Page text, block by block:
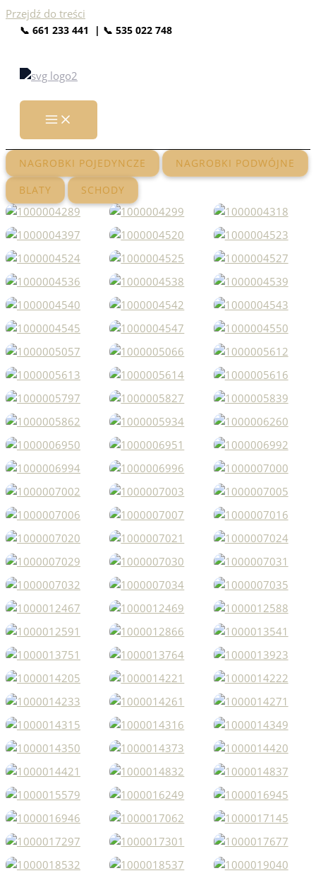
Przejdź do treści
📞 661 233 441 | 📞 535 022 748
NAGROBKI POJEDYNCZE
NAGROBKI PODWÓJNE
BLATY
SCHODY